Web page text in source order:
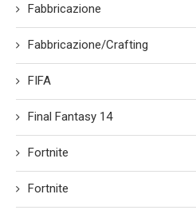
Fabbricazione
Fabbricazione/Crafting
FIFA
Final Fantasy 14
Fortnite
Fortnite